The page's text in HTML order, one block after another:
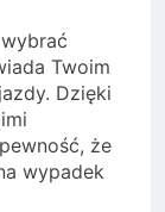
Twoim
Dzięki
że
wypadek